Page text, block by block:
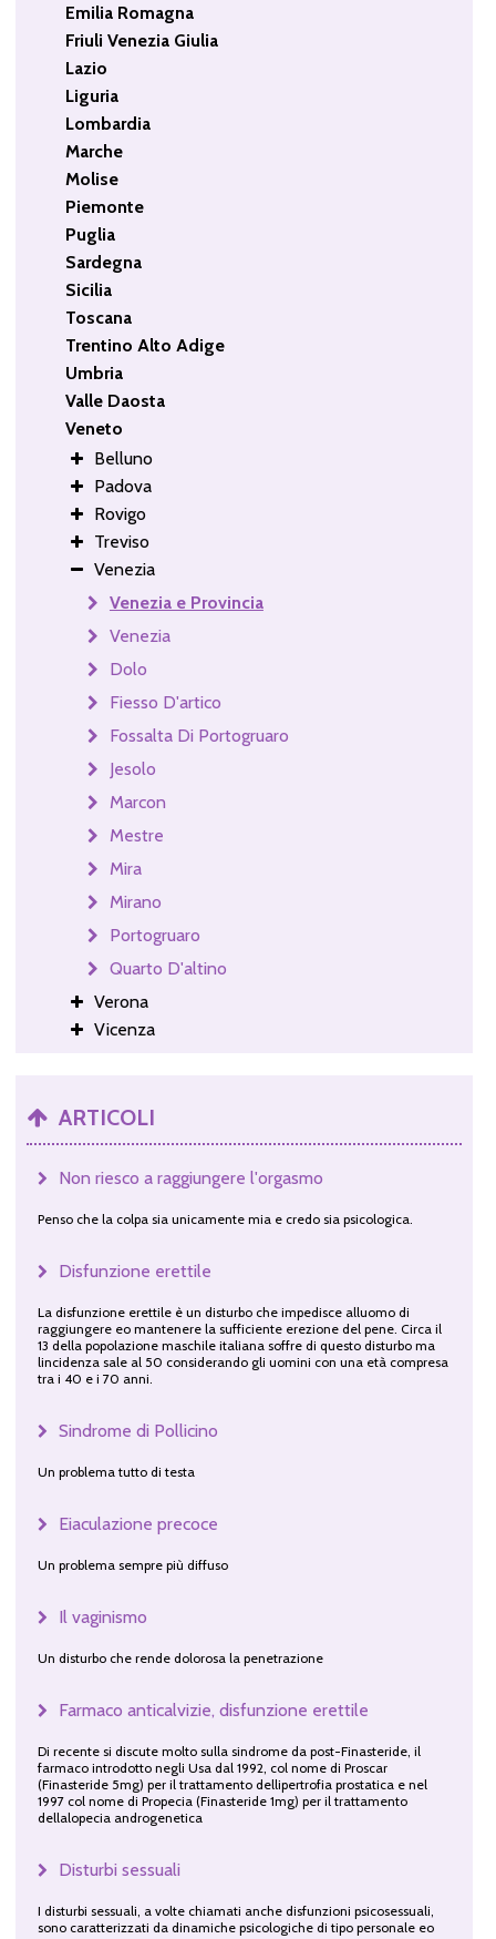
Emilia Romagna
Friuli Venezia Giulia
Lazio
Liguria
Lombardia
Marche
Molise
Piemonte
Puglia
Sardegna
Sicilia
Toscana
Trentino Alto Adige
Umbria
Valle Daosta
Veneto
Belluno
Padova
Rovigo
Treviso
Venezia
Venezia e Provincia
Venezia
Dolo
Fiesso D'artico
Fossalta Di Portogruaro
Jesolo
Marcon
Mestre
Mira
Mirano
Portogruaro
Quarto D'altino
Verona
Vicenza
ARTICOLI
Non riesco a raggiungere l'orgasmo
Penso che la colpa sia unicamente mia e credo sia psicologica.
Disfunzione erettile
La disfunzione erettile è un disturbo che impedisce alluomo di
raggiungere eo mantenere la sufficiente erezione del pene. Circa il
13 della popolazione maschile italiana soffre di questo disturbo ma
lincidenza sale al 50 considerando gli uomini con una età compresa
tra i 40 e i 70 anni.
Sindrome di Pollicino
Un problema tutto di testa
Eiaculazione precoce
Un problema sempre più diffuso
Il vaginismo
Un disturbo che rende dolorosa la penetrazione
Farmaco anticalvizie, disfunzione erettile
Di recente si discute molto sulla sindrome da post-Finasteride, il
farmaco introdotto negli Usa dal 1992, col nome di Proscar
(Finasteride 5mg) per il trattamento dellipertrofia prostatica e nel
1997 col nome di Propecia (Finasteride 1mg) per il trattamento
dellalopecia androgenetica
Disturbi sessuali
I disturbi sessuali, a volte chiamati anche disfunzioni psicosessuali,
sono caratterizzati da dinamiche psicologiche di tipo personale eo